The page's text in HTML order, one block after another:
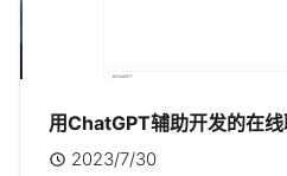
用ChatGPT辅助开发的在
2023/7/30